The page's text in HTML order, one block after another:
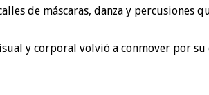
de máscaras, danza y percusiones
y corporal volvió a conmover por